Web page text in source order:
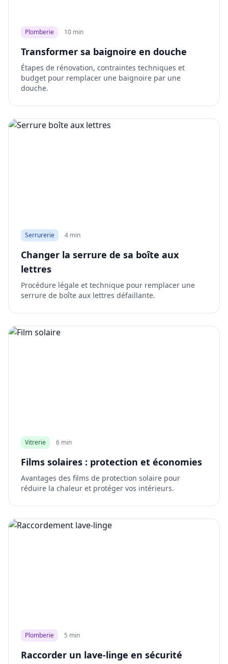
Plomberie 10 min
Transformer sa baignoire en douche
Étapes de rénovation, contraintes techniques et
budget pour remplacer une baignoire par une
douche.
Serrurerie 4 min
Changer la serrure de sa boîte aux
lettres
Procédure légale et technique pour remplacer une
serrure de boîte aux lettres défaillante.
Vitrerie 6 min
Films solaires : protection et économies
Avantages des films de protection solaire pour
réduire la chaleur et protéger vos intérieurs.
Plomberie 5 min
Raccorder un lave-linge en sécurité